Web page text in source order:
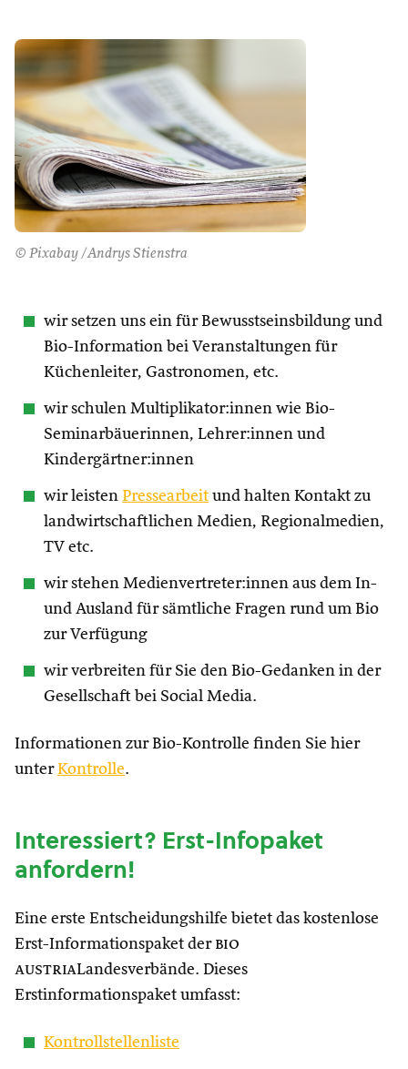
© Pixabay /Andrys Stienstra
wir setzen uns ein für Bewusstseinsbildung und
Bio-Information bei Veranstaltungen für
Küchenleiter, Gastronomen, etc.
wir schulen Multiplikator:innen wie Bio-
Seminarbäuerinnen, Lehrer:innen und
Kindergärtner:innen
wir leisten Pressearbeit und halten Kontakt zu
landwirtschaftlichen Medien, Regionalmedien,
TV etc.
wir stehen Medienvertreter:innen aus dem In-
und Ausland für sämtliche Fragen rund um Bio
zur Verfügung
wir verbreiten für Sie den Bio-Gedanken in der
Gesellschaft bei Social Media.
Informationen zur Bio-Kontrolle finden Sie hier
unterKontrolle.
Interessiert? Erst-Infopaket
anfordern!
Eine erste Entscheidungshilfe bietet das kostenlose
Erst-Informationspaket der bio
austriaLandesverbände. Dieses
Erstinformationspaket umfasst:
Kontrollstellenliste